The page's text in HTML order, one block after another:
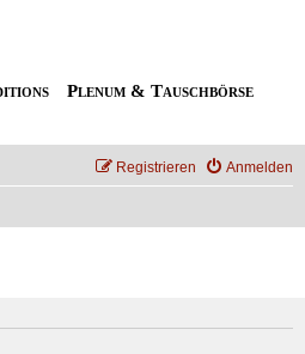
Plenum & Tauschbörse
Anmelden
Registrieren